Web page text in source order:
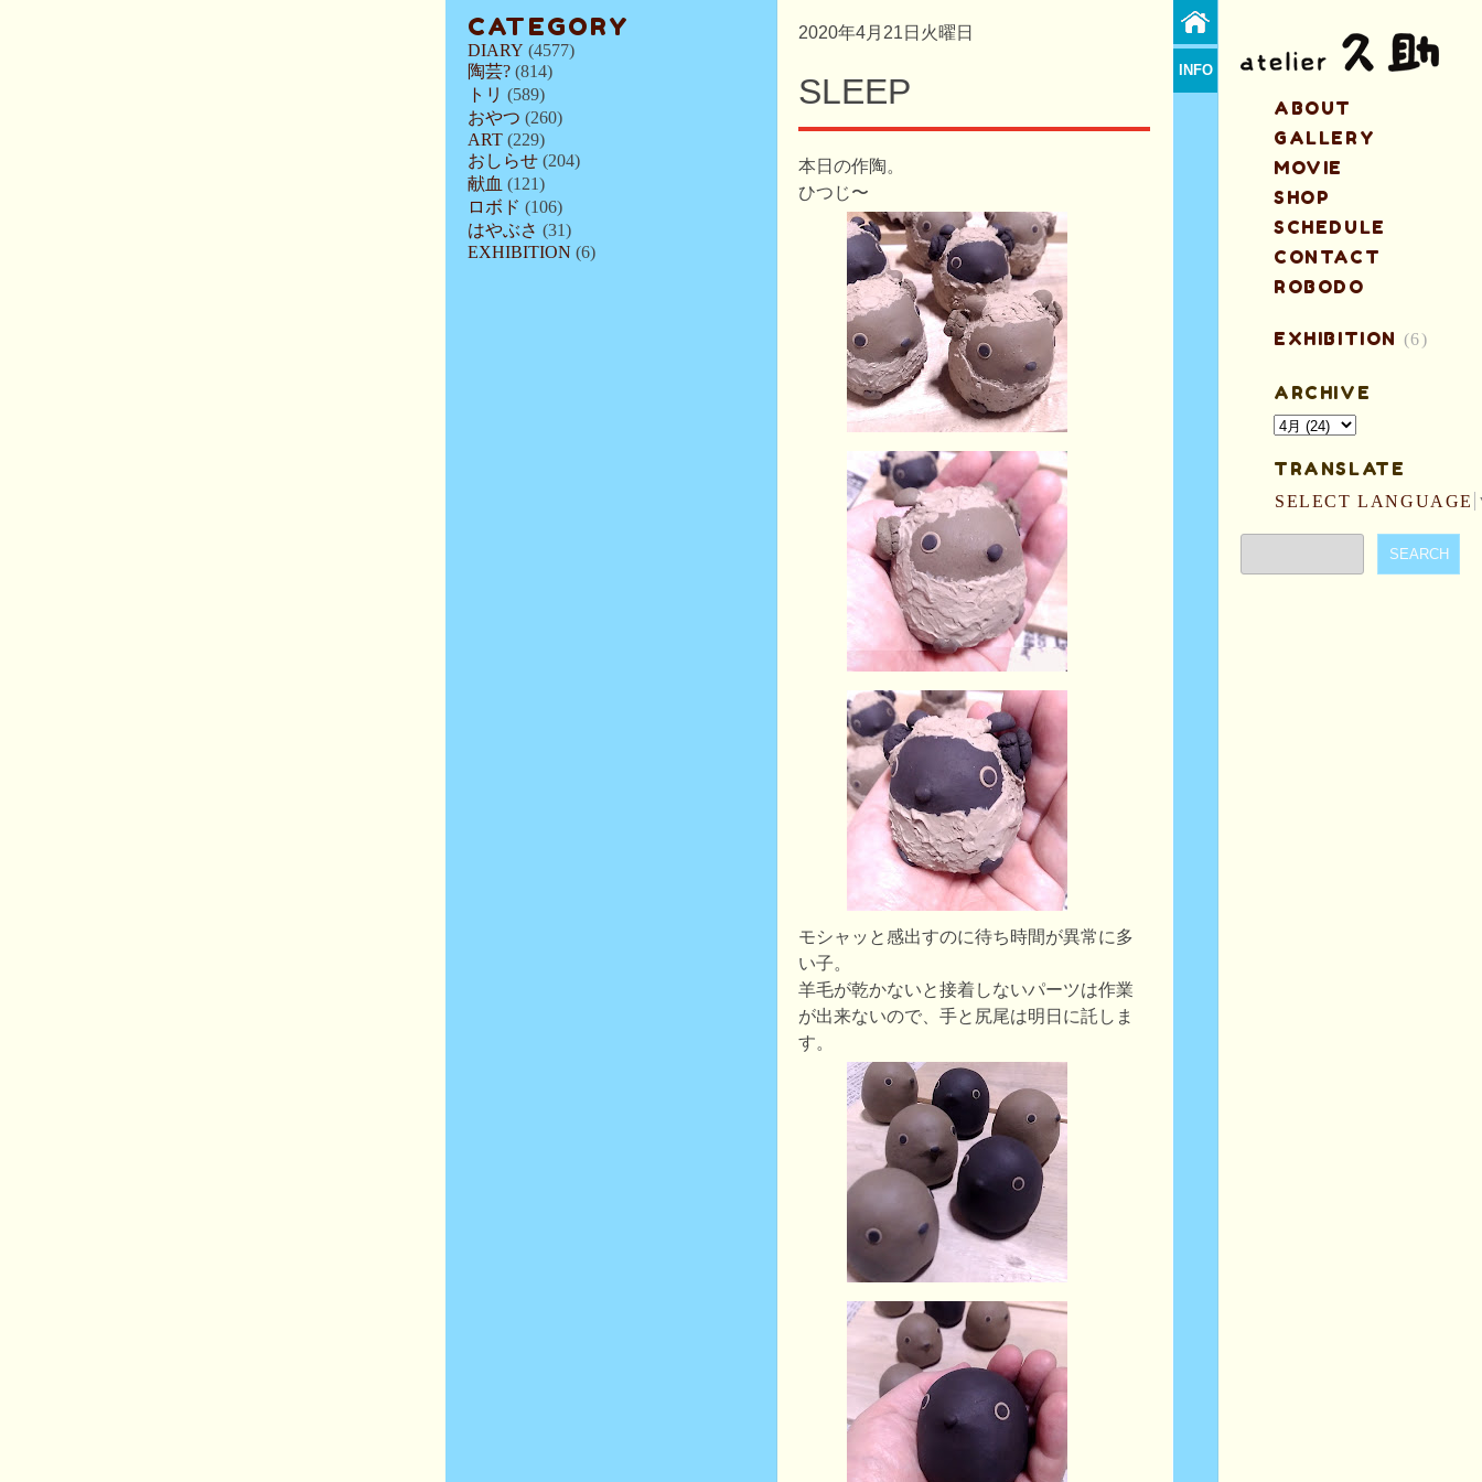
CATEGORY
DIARY (4577)
陶芸? (814)
トリ (589)
おやつ (260)
ART (229)
おしらせ (204)
献血 (121)
ロボド (106)
はやぶさ (31)
EXHIBITION (6)
2020年4月21日火曜日
SLEEP
本日の作陶。
ひつじ〜
モシャッと感出すのに待ち時間が異常に多
い子。
羊毛が乾かないと接着しないパーツは作業
が出来ないので、手と尻尾は明日に託しま
す。
INFO
ABOUT
GALLERY
MOVIE
SHOP
SCHEDULE
CONTACT
ROBODO
EXHIBITION (6)
ARCHIVE
TRANSLATE
SELECT LANGUAGE